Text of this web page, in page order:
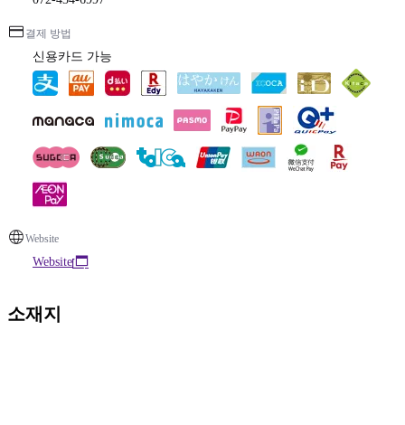
결제 방법
신용카드 가능
Website
Website
소재지